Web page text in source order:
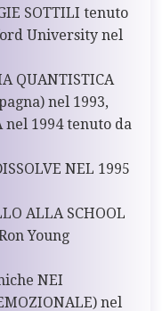
SOTTILI tenuto
University nel
QUANTISTICA
nel 1993,
nel 1994 tenuto da
NEL 1995
ALLA SCHOOL
Young
NEI
nel